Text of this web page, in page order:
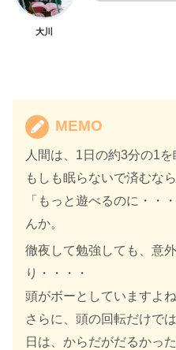
大川
MEMO
人間は、1日の約3分の1を
もしも眠らないで済むなら
「もっと遊べるのに・・
んか。
徹夜して勉強しても、意
り・・・・
頭がボーとしていますよね
さらに、頭の回転だけで
日は、からだがだるかっ